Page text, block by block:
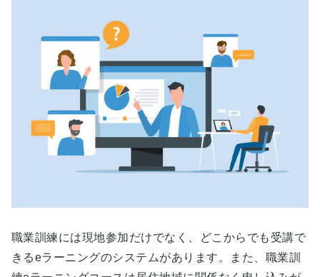
職業訓練には現地参加だけでなく、どこからでも受講で
きるeラーニングのシステムがあります。また、職業訓